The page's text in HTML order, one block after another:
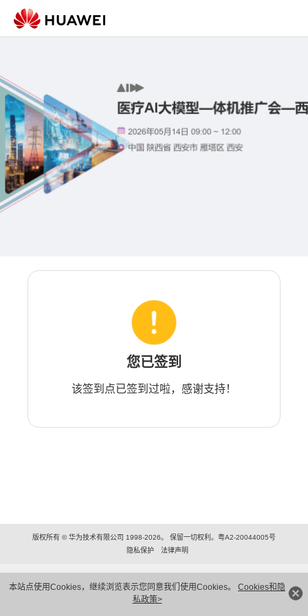
本站点使用Cookies，继续浏览表示您同意我们使用Cookies。 Cookies和隐
私政策>
您已签到
该签到点已签到过啦，感谢支持！
版权所有 © 华为技术有限公司 1998-2026。 保留一切权利。粤A2-20044005号
隐私保护
法律声明